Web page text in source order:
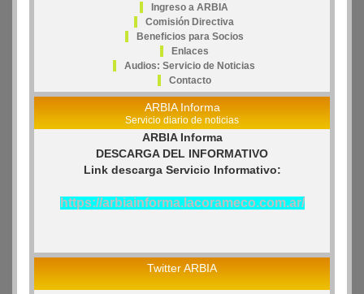
Ingreso a ARBIA
Comisión Directiva
Beneficios para Socios
Enlaces
Audios: Servicio de Noticias
Contacto
ARBIA Informa
Servicio diario de noticias
ARBIA Informa
DESCARGA DEL INFORMATIVO
Link descarga Servicio Informativo:
https://arbiainforma.lacorameco.com.ar/
Twitter ARBIA